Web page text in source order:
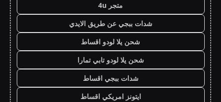
متجر 4u
شدات ببجي عن طريق الايدي
شحن يلا لودو اقساط
شحن يلا لودو تابي تمارا
شدات ببجي اقساط
ايتونز امريكي اقساط